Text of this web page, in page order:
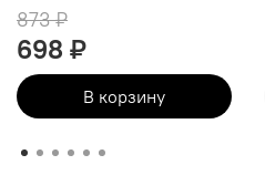
873 ₽
698 ₽
В корзину